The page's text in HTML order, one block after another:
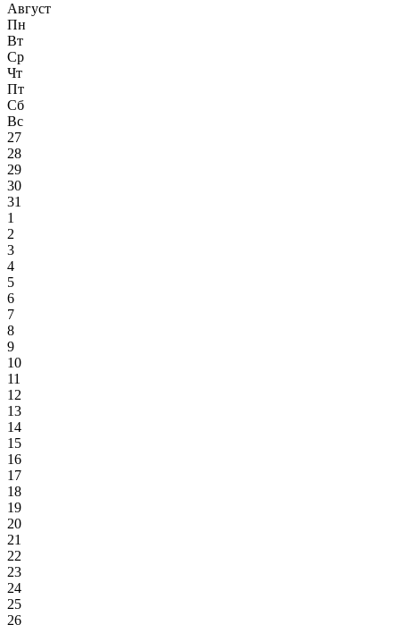
Август
Пн
Вт
Ср
Чт
Пт
Сб
Вс
27
28
29
30
31
1
2
3
4
5
6
7
8
9
10
11
12
13
14
15
16
17
18
19
20
21
22
23
24
25
26